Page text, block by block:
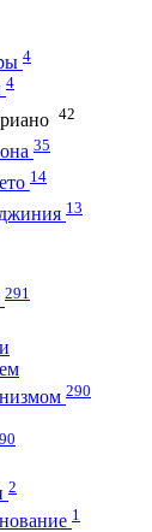
4
4
42
35
14
13
291
290
2
1